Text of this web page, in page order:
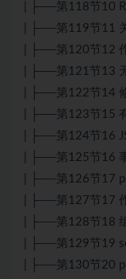
| ├──第118节10
| ├──第119节11
| ├──第120节12
| ├──第121节13
| ├──第122节14
| ├──第123节15
| ├──第124节16
| ├──第125节16
| ├──第126节17
| ├──第127节17
| ├──第128节18
| ├──第129节19
| ├──第130节20